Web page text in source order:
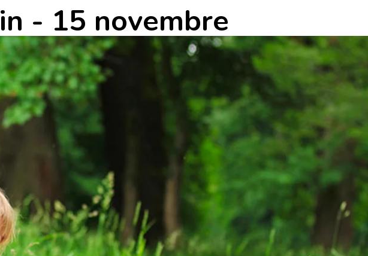
- 15 novembre